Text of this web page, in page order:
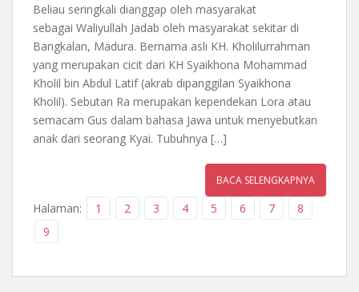
Beliau seringkali dianggap oleh masyarakat
sebagai Waliyullah Jadab oleh masyarakat sekitar di
Bangkalan, Madura. Bernama asli KH. Kholilurrahman
yang merupakan cicit dari KH Syaikhona Mohammad
Kholil bin Abdul Latif (akrab dipanggilan Syaikhona
Kholil). Sebutan Ra merupakan kependekan Lora atau
semacam Gus dalam bahasa Jawa untuk menyebutkan
anak dari seorang Kyai. Tubuhnya […]
BACA SELENGKAPNYA
Halaman: 1 2 3 4 5 6 7
8
9